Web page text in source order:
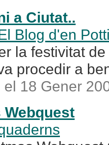
a Ciutat..
Blog d'en
la festivitat
procedir a
el 18 Gener